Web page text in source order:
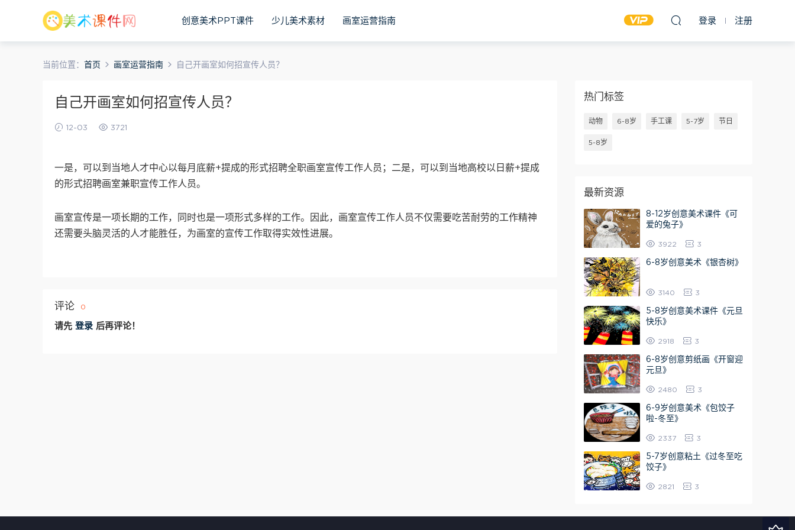
创意美术PPT课件 少儿美术素材 画室运营指南 登录 注册
当前位置： 首页 画室运营指南 自己开画室如何招宣传人员？
自己开画室如何招宣传人员？
12-03 3721
一是，可以到当地人才中心以每月底薪+提成的形式招聘全职画室宣传工作人员；二是，可以到当地高校以日薪+提成
的形式招聘画室兼职宣传工作人员。
画室宣传是一项长期的工作，同时也是一项形式多样的工作。因此，画室宣传工作人员不仅需要吃苦耐劳的工作精神
还需要头脑灵活的人才能胜任，为画室的宣传工作取得实效性进展。
评论 0
请先 登录 后再评论！
热门标签
动物 6-8岁 手工课 5-7岁 节日
5-8岁
最新资源
8-12岁创意美术课件《可
爱的兔子》
3922 3
6-8岁创意美术《银杏树》
3140 3
5-8岁创意美术课件《元旦
快乐》
2918 3
6-8岁创意剪纸画《开窗迎
元旦》
2480 3
6-9岁创意美术《包饺子
啦-冬至》
2337 3
5-7岁创意粘土《过冬至吃
饺子》
2821 3